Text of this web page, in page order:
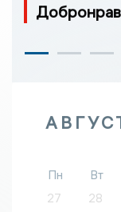
Пн Вт
27
28